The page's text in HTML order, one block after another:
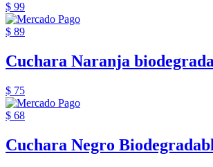
$ 99
$ 89
Cuchara Naranja
$ 75
$ 68
Cuchara Negro